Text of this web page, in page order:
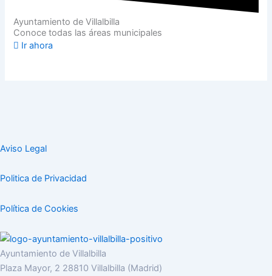
Ayuntamiento de Villalbilla
Conoce todas las áreas municipales
Ir ahora
Aviso Legal
Politica de Privacidad
Política de Cookies
Ayuntamiento de Villalbilla
Plaza Mayor, 2 28810 Villalbilla (Madrid)